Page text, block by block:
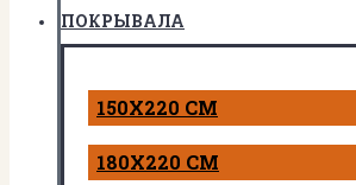
ПОКРЫВАЛА
150Х220 СМ
180Х220 СМ